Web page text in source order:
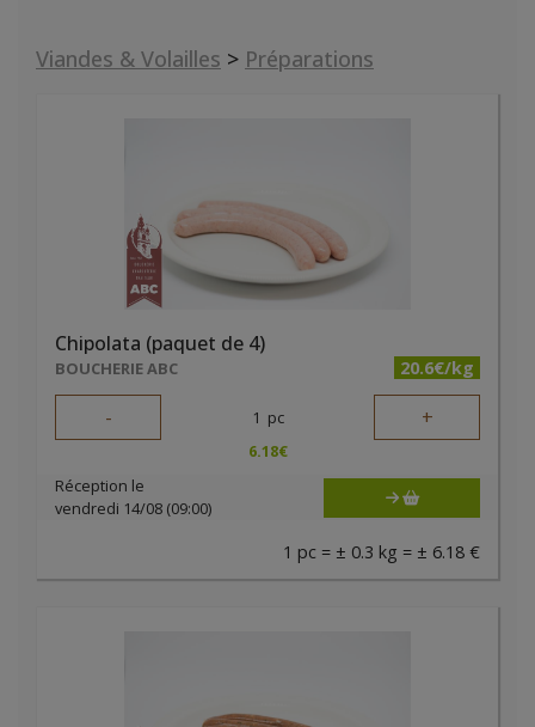
Viandes & Volailles > Préparations
Chipolata (paquet de 4)
BOUCHERIE ABC 20.6€/kg
- 1 pc +
6.18€
Réception le
vendredi 14/08 (09:00)
1 pc = ± 0.3 kg = ± 6.18 €